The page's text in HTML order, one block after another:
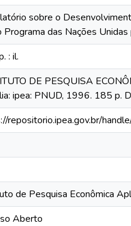
sobre o
Programa das Nações
: il.
DE PESQUISA
ipea: PNUD, 1996. 185 p.
repositorio.ipea.gov.br/
de Pesquisa Econômica
Aberto